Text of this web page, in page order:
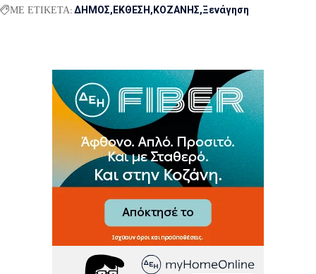
ΜΕ ΕΤΙΚΕΤΑ:ΔΗΜΟΣ ΕΚΘΕΣΗ ΚΟΖΑΝΗΣ Ξενάγηση